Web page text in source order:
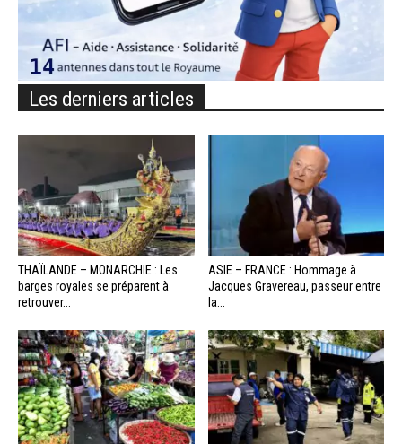
Les derniers articles
THAÏLANDE – MONARCHIE : Les
barges royales se préparent à
retrouver...
ASIE – FRANCE : Hommage à
Jacques Gravereau, passeur entre
la...